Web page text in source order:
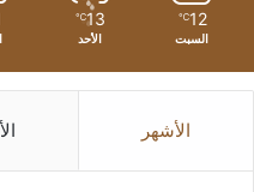
12
℃
السبت
13
℃
الأحد
الأشهر